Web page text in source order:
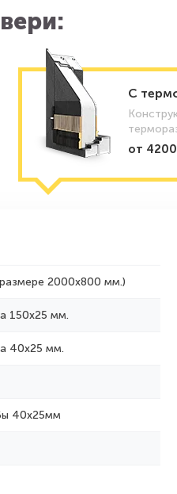
C
от
2000x800 мм.)
150х25 мм.
40х25 мм.
40х25мм